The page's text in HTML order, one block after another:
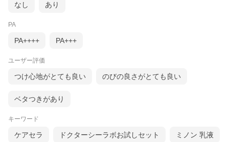
なし あり
PA
PA++++ PA+++
ユーザー評価
つけ心地がとても良い のびの良さがとても良い
ベタつきがあり
キーワード
ケアセラ ドクターシーラボお試しセット ミノン 乳液